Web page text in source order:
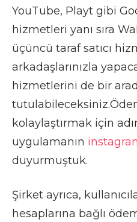
YouTube, Playt gibi
hizmetleri yanı sıra
üçüncü taraf satıcı
arkadaşlarınızla
hizmetlerini de bir
kolaylaştırmak için
uygulamanın
duyurmuştuk.
Şirket ayrıca,
hesaplarına bağlı